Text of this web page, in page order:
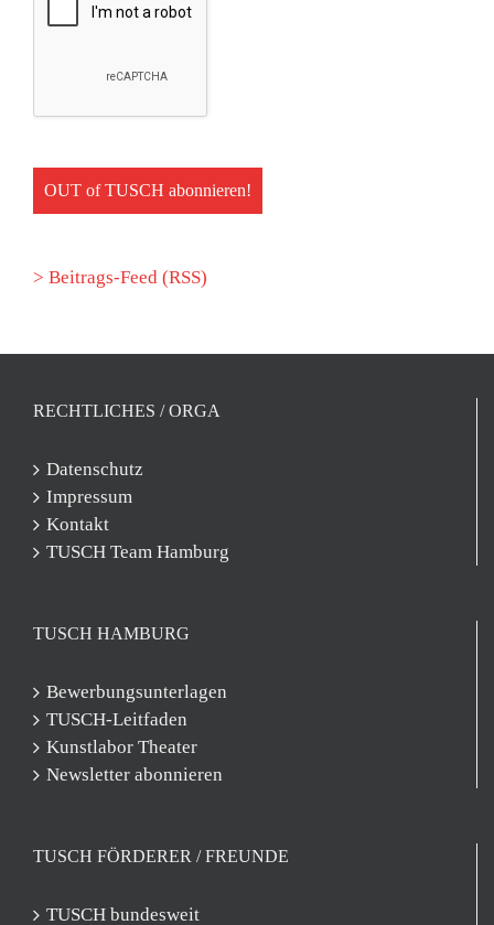
> Beitrags-Feed (RSS)
RECHTLICHES / ORGA
Datenschutz
Impressum
Kontakt
TUSCH Team Hamburg
TUSCH HAMBURG
Bewerbungsunterlagen
TUSCH-Leitfaden
Kunstlabor Theater
Newsletter abonnieren
TUSCH FÖRDERER / FREUNDE
TUSCH bundesweit